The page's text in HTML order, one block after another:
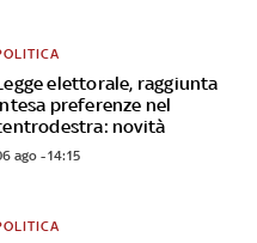
elettorale, raggiunta
preferenze nel
novità
ago - 14:15